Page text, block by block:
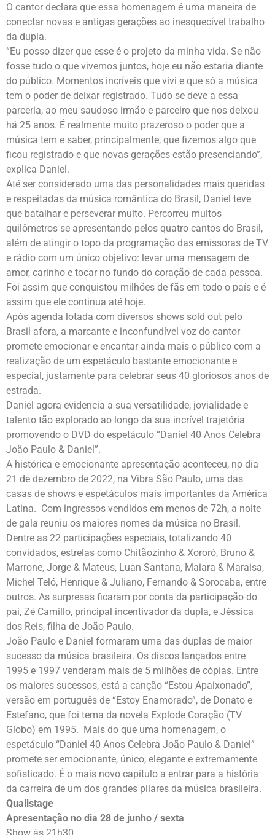
O cantor declara que essa homenagem é uma maneira de
conectar novas e antigas gerações ao inesquecível trabalho
da dupla.
“Eu posso dizer que esse é o projeto da minha vida. Se não
fosse tudo o que vivemos juntos, hoje eu não estaria diante
do público. Momentos incríveis que vivi e que só a música
tem o poder de deixar registrado. Tudo se deve a essa
parceria, ao meu saudoso irmão e parceiro que nos deixou
há 25 anos. É realmente muito prazeroso o poder que a
música tem e saber, principalmente, que fizemos algo que
ficou registrado e que novas gerações estão presenciando”,
explica Daniel.
Até ser considerado uma das personalidades mais queridas
e respeitadas da música romântica do Brasil, Daniel teve
que batalhar e perseverar muito. Percorreu muitos
quilômetros se apresentando pelos quatro cantos do Brasil,
além de atingir o topo da programação das emissoras de TV
e rádio com um único objetivo: levar uma mensagem de
amor, carinho e tocar no fundo do coração de cada pessoa.
Foi assim que conquistou milhões de fãs em todo o país e é
assim que ele continua até hoje.
Após agenda lotada com diversos shows sold out pelo
Brasil afora, a marcante e inconfundível voz do cantor
promete emocionar e encantar ainda mais o público com a
realização de um espetáculo bastante emocionante e
especial, justamente para celebrar seus 40 gloriosos anos de
estrada.
Daniel agora evidencia a sua versatilidade, jovialidade e
talento tão explorado ao longo da sua incrível trajetória
promovendo o DVD do espetáculo “Daniel 40 Anos Celebra
João Paulo & Daniel”.
A histórica e emocionante apresentação aconteceu, no dia
21 de dezembro de 2022, na Vibra São Paulo, uma das
casas de shows e espetáculos mais importantes da América
Latina. Com ingressos vendidos em menos de 72h, a noite
de gala reuniu os maiores nomes da música no Brasil.
Dentre as 22 participações especiais, totalizando 40
convidados, estrelas como Chitãozinho & Xororó, Bruno &
Marrone, Jorge & Mateus, Luan Santana, Maiara & Maraisa,
Michel Teló, Henrique & Juliano, Fernando & Sorocaba, entre
outros. As surpresas ficaram por conta da participação do
pai, Zé Camillo, principal incentivador da dupla, e Jéssica
dos Reis, filha de João Paulo.
João Paulo e Daniel formaram uma das duplas de maior
sucesso da música brasileira. Os discos lançados entre
1995 e 1997 venderam mais de 5 milhões de cópias. Entre
os maiores sucessos, está a canção “Estou Apaixonado”,
versão em português de “Estoy Enamorado”, de Donato e
Estefano, que foi tema da novela Explode Coração (TV
Globo) em 1995. Mais do que uma homenagem, o
espetáculo “Daniel 40 Anos Celebra João Paulo & Daniel”
promete ser emocionante, único, elegante e extremamente
sofisticado. É o mais novo capítulo a entrar para a história
da carreira de um dos grandes pilares da música brasileira.
Qualistage
Apresentação no dia 28 de junho / sexta